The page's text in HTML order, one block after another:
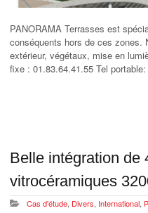
PANORAMA Terrasses est
conséquents hors de ces zones.
extérieur, végétaux, mise en
fixe : 01.83.64.41.55 Tel
Belle intégration de
vitrocéramiques
Cas d'étude, Divers, International,